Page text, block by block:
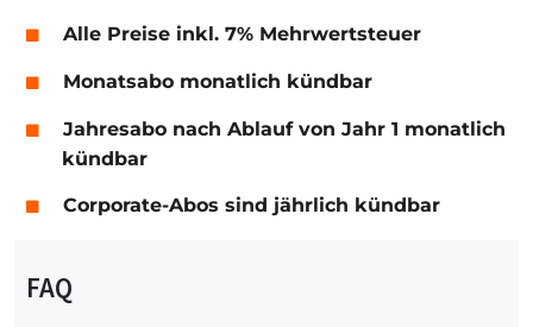
Alle Preise inkl. 7% Mehrwertsteuer
Monatsabo monatlich kündbar
Jahresabo nach Ablauf von Jahr 1 monatlich
kündbar
Corporate-Abos sind jährlich kündbar
FAQ